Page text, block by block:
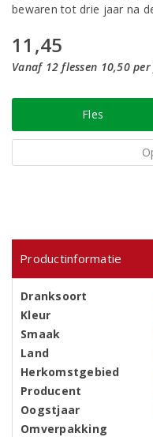
bewaren tot drie jaar na
11,45
Vanaf 12 flessen 10,50
Fles
Productinformatie
Dranksoort
Kleur
Smaak
Land
Herkomstgebied
Producent
Oogstjaar
Omverpakking